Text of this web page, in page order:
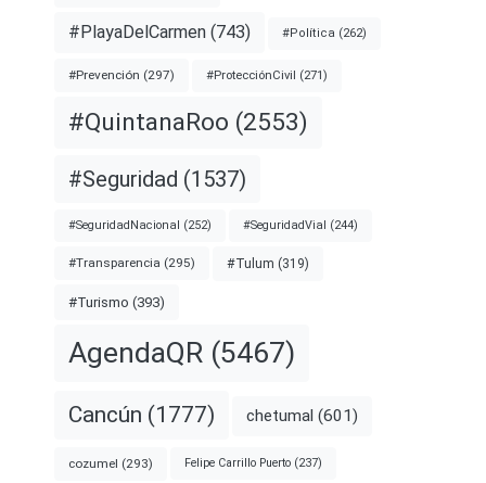
#PlayaDelCarmen (743) #Política (262)
#Prevención (297) #ProtecciónCivil (271)
#QuintanaRoo (2553)
#Seguridad (1537)
#SeguridadNacional (252) #SeguridadVial (244)
#Transparencia (295) #Tulum (319)
#Turismo (393)
AgendaQR (5467)
Cancún (1777) chetumal (601)
cozumel (293) Felipe Carrillo Puerto (237)